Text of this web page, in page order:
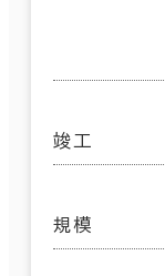
竣工
規模